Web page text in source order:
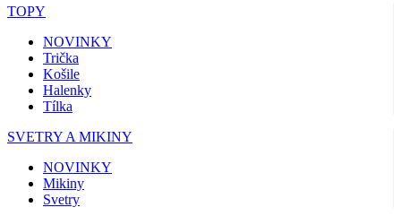
TOPY
NOVINKY
Trička
Košile
Halenky
Tílka
SVETRY A MIKINY
NOVINKY
Mikiny
Svetry